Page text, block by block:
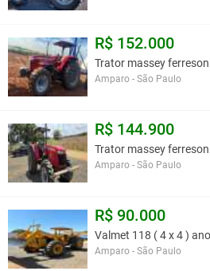
R$ 152.000
Trator massey
Amparo - São Paulo
R$ 144.900
Trator massey
Amparo - São Paulo
R$ 90.000
Valmet 118 ( 4 x 4 )
Amparo - São Paulo